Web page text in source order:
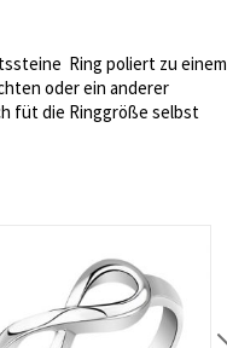
Ring poliert zu einem
oder ein anderer
füt die Ringgröße selbst